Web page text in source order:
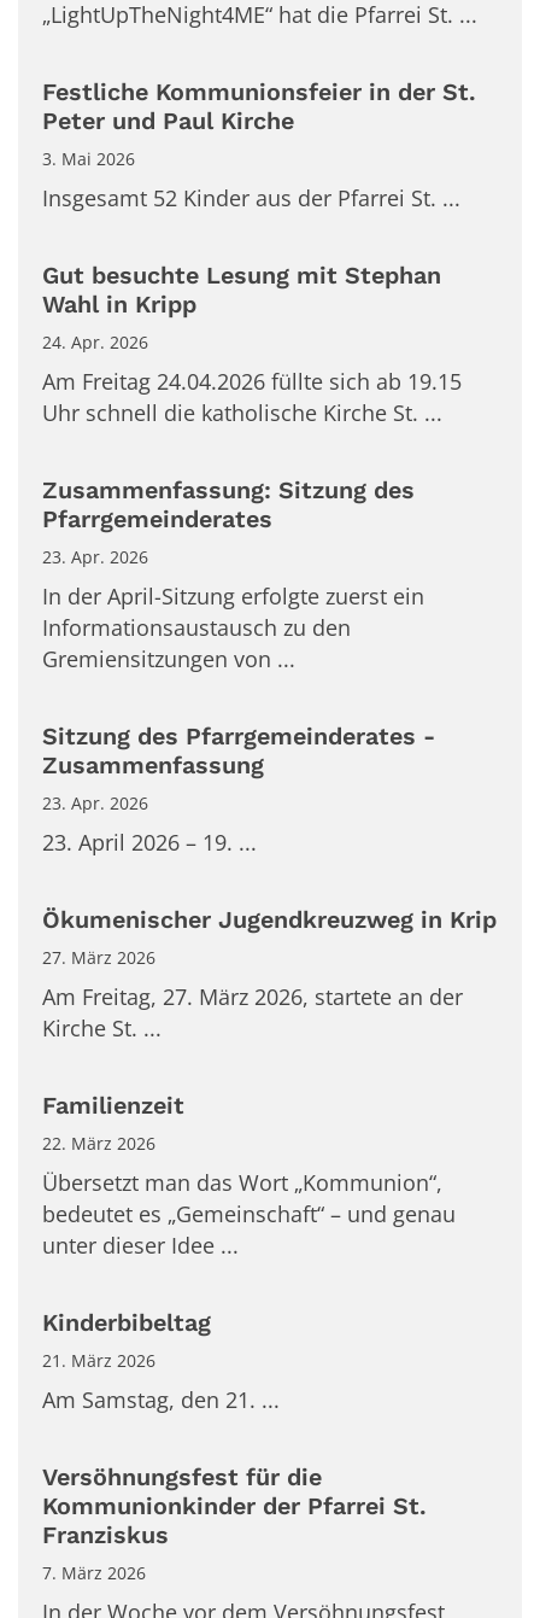
„LightUpTheNight4ME“ hat die Pfarrei St. ...
Festliche Kommunionsfeier in der St.
Peter und Paul Kirche
3. Mai 2026
Insgesamt 52 Kinder aus der Pfarrei St. ...
Gut besuchte Lesung mit Stephan
Wahl in Kripp
24. Apr. 2026
Am Freitag 24.04.2026 füllte sich ab 19.15
Uhr schnell die katholische Kirche St. ...
Zusammenfassung: Sitzung des
Pfarrgemeinderates
23. Apr. 2026
In der April-Sitzung erfolgte zuerst ein
Informationsaustausch zu den
Gremiensitzungen von ...
Sitzung des Pfarrgemeinderates -
Zusammenfassung
23. Apr. 2026
23. April 2026 – 19. ...
Ökumenischer Jugendkreuzweg in Krip
27. März 2026
Am Freitag, 27. März 2026, startete an der
Kirche St. ...
Familienzeit
22. März 2026
Übersetzt man das Wort „Kommunion“,
bedeutet es „Gemeinschaft“ – und genau
unter dieser Idee ...
Kinderbibeltag
21. März 2026
Am Samstag, den 21. ...
Versöhnungsfest für die
Kommunionkinder der Pfarrei St.
Franziskus
7. März 2026
In der Woche vor dem Versöhnungsfest